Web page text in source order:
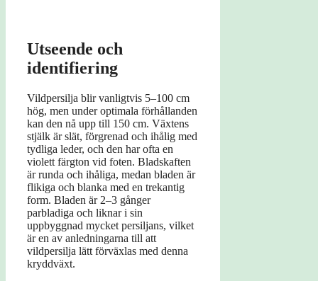
Utseende och
identifiering
Vildpersilja blir vanligtvis 5–100 cm
hög, men under optimala förhållanden
kan den nå upp till 150 cm. Växtens
stjälk är slät, förgrenad och ihålig med
tydliga leder, och den har ofta en
violett färgton vid foten. Bladskaften
är runda och ihåliga, medan bladen är
flikiga och blanka med en trekantig
form. Bladen är 2–3 gånger
parbladiga och liknar i sin
uppbyggnad mycket persiljans, vilket
är en av anledningarna till att
vildpersilja lätt förväxlas med denna
kryddväxt.